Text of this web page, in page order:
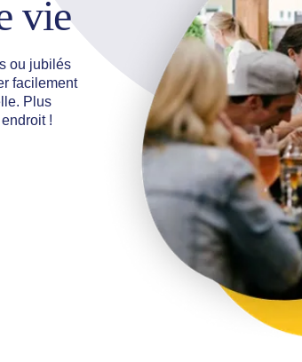
vie
ou jubilés
facilement
Plus
!